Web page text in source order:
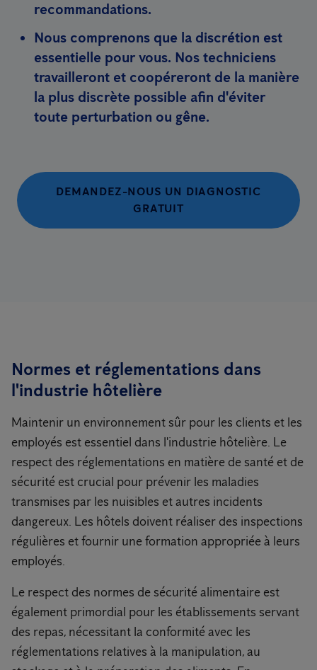
recommandations.
Nous comprenons que la discrétion est
essentielle pour vous. Nos techniciens
travailleront et coopéreront de la manière
la plus discrète possible afin d'éviter
toute perturbation ou gêne.
DEMANDEZ-NOUS UN DIAGNOSTIC
GRATUIT
Normes et réglementations dans
l'industrie hôtelière
Maintenir un environnement sûr pour les clients et les
employés est essentiel dans l'industrie hôtelière. Le
respect des réglementations en matière de santé et de
sécurité est crucial pour prévenir les maladies
transmises par les nuisibles et autres incidents
dangereux. Les hôtels doivent réaliser des inspections
régulières et fournir une formation appropriée à leurs
employés.
Le respect des normes de sécurité alimentaire est
également primordial pour les établissements servant
des repas, nécessitant la conformité avec les
réglementations relatives à la manipulation, au